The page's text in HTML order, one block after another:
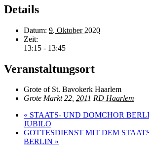
Details
Datum: 9. Oktober 2020
Zeit:
13:15 - 13:45
Veranstaltungsort
Grote of St. Bavokerk Haarlem
Grote Markt 22, 2011 RD Haarlem
« STAATS- UND DOMCHOR
JUBILO
GOTTESDIENST MIT DEM
BERLIN »